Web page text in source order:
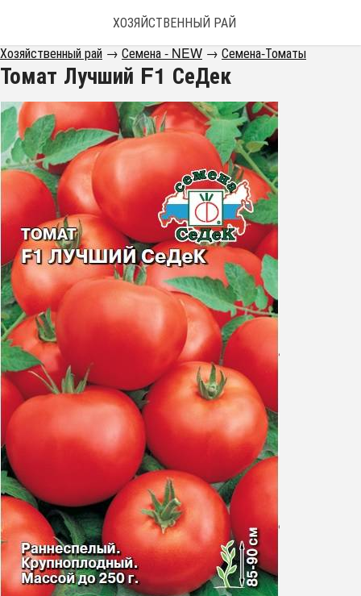
ХОЗЯЙСТВЕННЫЙ РАЙ
Хозяйственный рай → Семена - NEW → Семена-Томаты
Томат Лучший F1 СеДек